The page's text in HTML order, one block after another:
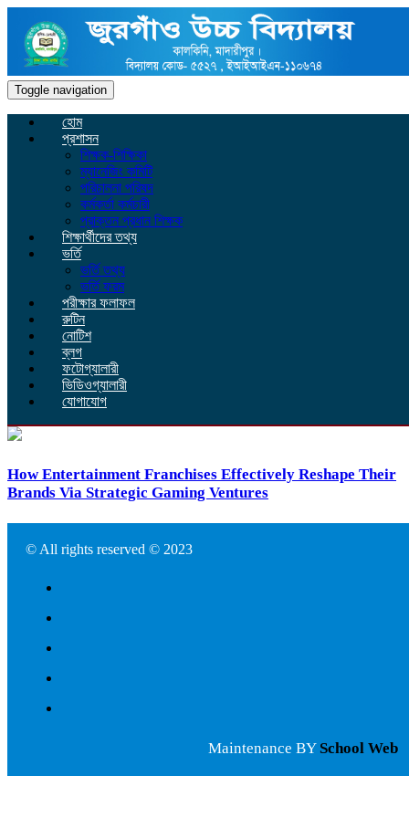
Toggle navigation
হোম
প্রশাসন
শিক্ষক-শিক্ষিকা
ম্যানেজিং কমিটি
পরিচালনা পরিষদ
কর্মকর্তা কর্মচারী
প্রাক্তন প্রধান শিক্ষক
শিক্ষার্থীদের তথ্য
ভর্তি
ভর্তি তথ্য
ভর্তি ফরম
পরীক্ষার ফলাফল
রুটিন
নোটিশ
ব্লগ
ফটোগ্যালারী
ভিডিওগ্যালারী
যোগাযোগ
How Entertainment Franchises Effectively Reshape Their
Brands Via Strategic Gaming Ventures
© All rights reserved © 2023
Maintenance BY School Web